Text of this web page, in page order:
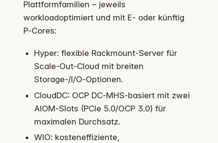
Plattformfamilien – jeweils
workloadoptimiert und mit E‑ oder künftig
P‑Cores:
Hyper: flexible Rackmount‑Server für
Scale‑Out‑Cloud mit breiten
Storage‑/I/O‑Optionen.
CloudDC: OCP DC‑MHS‑basiert mit zwei
AIOM‑Slots (PCIe 5.0/OCP 3.0) für
maximalen Durchsatz.
WIO: kosteneffiziente,